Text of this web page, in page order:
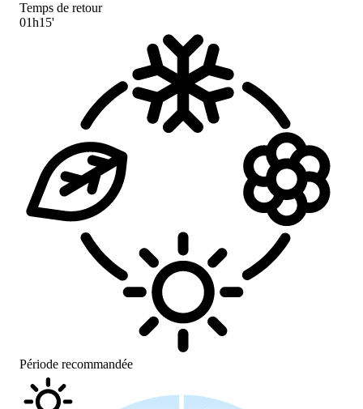
Temps de retour
01h15'
Période recommandée